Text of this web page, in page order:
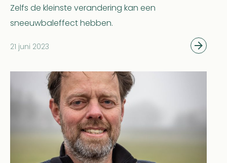
Zelfs de kleinste verandering kan een
sneeuwbaleffect hebben.
21 juni 2023